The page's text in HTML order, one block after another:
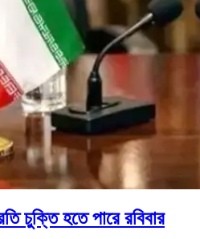
চুক্তি হতে পারে রবিবার